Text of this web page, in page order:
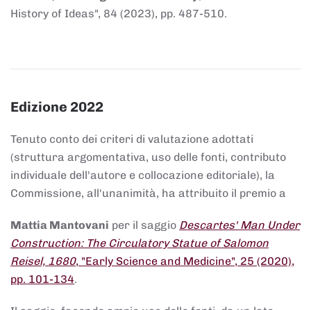
History of Ideas", 84 (2023), pp. 487-510.
Edizione 2022
Tenuto conto dei criteri di valutazione adottati
(struttura argomentativa, uso delle fonti, contributo
individuale dell'autore e collocazione editoriale), la
Commissione, all'unanimità, ha attribuito il premio a
Mattia Mantovani per il saggio Descartes' Man Under
Construction: The Circulatory Statue of Salomon
Reisel, 1680, "Early Science and Medicine", 25 (2020),
pp. 101-134.